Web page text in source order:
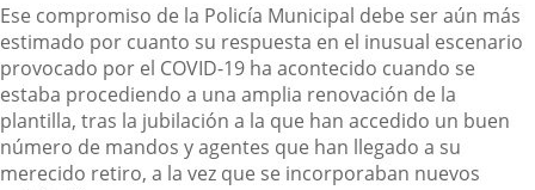
Ese compromiso de la Policía Municipal debe ser aún más
estimado por cuanto su respuesta en el inusual escenario
provocado por el COVID-19 ha acontecido cuando se
estaba procediendo a una amplia renovación de la
plantilla, tras la jubilación a la que han accedido un buen
número de mandos y agentes que han llegado a su
merecido retiro, a la vez que se incorporaban nuevos